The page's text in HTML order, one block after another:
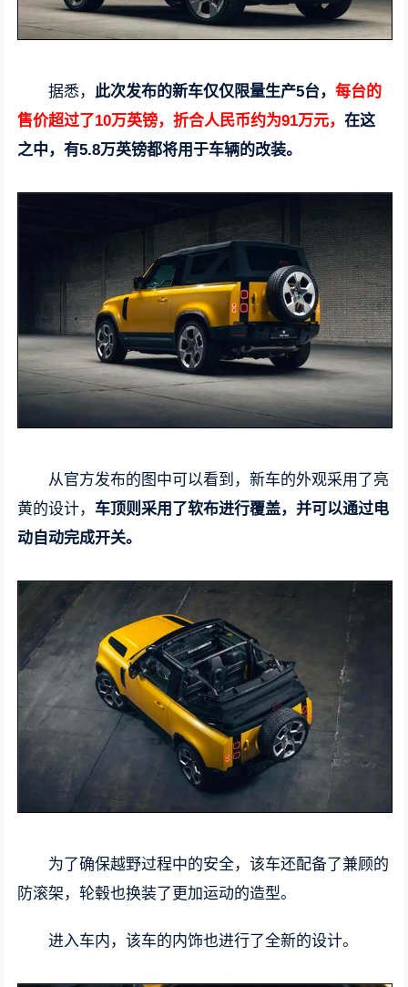
据悉， 此次发布的新车仅仅限量生产5台，每台的
售价超过了10万英镑，折合人民币约为91万元，在这
之中，有5.8万英镑都将用于车辆的改装。
从官方发布的图中可以看到，新车的外观采用了亮
黄的设计， 车顶则采用了软布进行覆盖，并可以通过电
动自动完成开关。
为了确保越野过程中的安全，该车还配备了兼顾的
防滚架，轮毂也换装了更加运动的造型。
进入车内，该车的内饰也进行了全新的设计。